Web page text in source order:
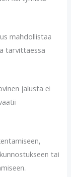
mahdollistaa
tarvittaessa
jalusta ei
tai